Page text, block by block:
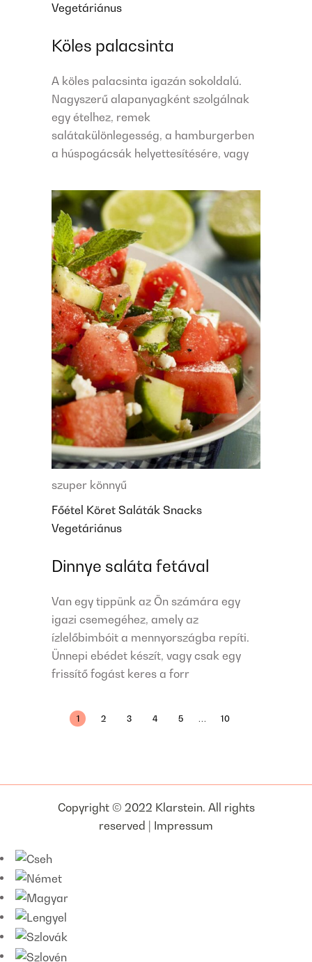
Vegetáriánus
Köles palacsinta
A köles palacsinta igazán sokoldalú.
Nagyszerű alapanyagként szolgálnak
egy ételhez, remek
salátakülönlegesség, a hamburgerben
a húspogácsák helyettesítésére, vagy
szuper könnyű
Főétel Köret Saláták Snacks
Vegetáriánus
Dinnye saláta fetával
Van egy tippünk az Ön számára egy
igazi csemegéhez, amely az
ízlelőbimbóit a mennyországba repíti.
Ünnepi ebédet készít, vagy csak egy
frissítő fogást keres a forr
1 2 3 4 5 ... 10
Copyright © 2022 Klarstein. All rights
reserved | Impressum